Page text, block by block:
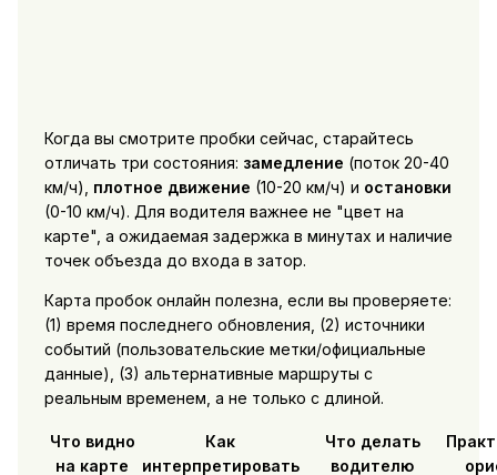
Когда вы смотрите пробки сейчас, старайтесь
отличать три состояния: замедление (поток 20-40
км/ч), плотное движение (10-20 км/ч) и остановки
(0-10 км/ч). Для водителя важнее не "цвет на
карте", а ожидаемая задержка в минутах и наличие
точек объезда до входа в затор.
Карта пробок онлайн полезна, если вы проверяете:
(1) время последнего обновления, (2) источники
событий (пользовательские метки/официальные
данные), (3) альтернативные маршруты с
реальным временем, а не только с длиной.
Что видно
на карте
Как
интерпретировать
Что делать
водителю